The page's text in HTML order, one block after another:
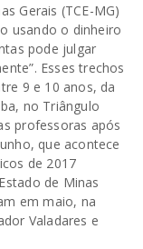
Gerais (TCE-MG)
usando o dinheiro
pode julgar
Esses trechos
9 e 10 anos, da
no Triângulo
professoras após
que acontece
de 2017
de Minas
em maio, na
Valadares e